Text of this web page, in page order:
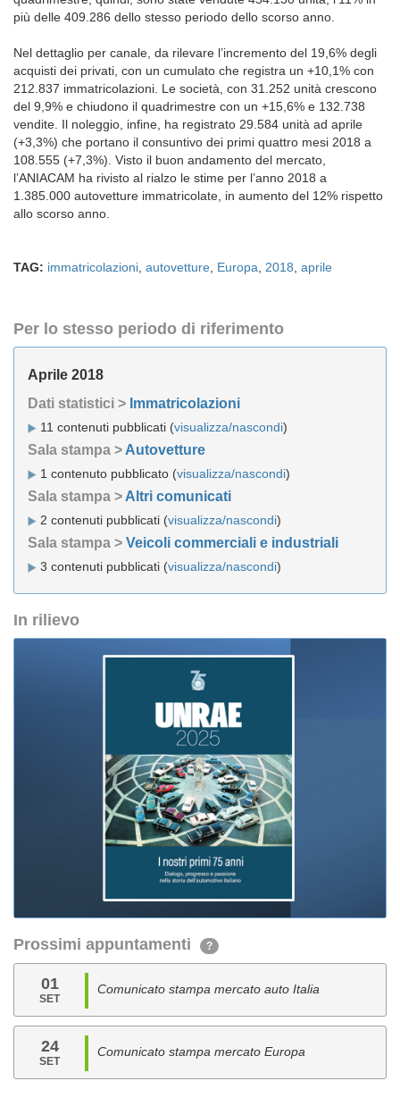
più delle 409.286 dello stesso periodo dello scorso anno.
Nel dettaglio per canale, da rilevare l’incremento del 19,6% degli
acquisti dei privati, con un cumulato che registra un +10,1% con
212.837 immatricolazioni. Le società, con 31.252 unità crescono
del 9,9% e chiudono il quadrimestre con un +15,6% e 132.738
vendite. Il noleggio, infine, ha registrato 29.584 unità ad aprile
(+3,3%) che portano il consuntivo dei primi quattro mesi 2018 a
108.555 (+7,3%). Visto il buon andamento del mercato,
l’ANIACAM ha rivisto al rialzo le stime per l’anno 2018 a
1.385.000 autovetture immatricolate, in aumento del 12% rispetto
allo scorso anno.
TAG: immatricolazioni, autovetture, Europa, 2018, aprile
Per lo stesso periodo di riferimento
Aprile 2018
Dati statistici > Immatricolazioni
11 contenuti pubblicati (visualizza/nascondi)
Sala stampa >Autovetture
1 contenuto pubblicato (visualizza/nascondi)
Sala stampa >Altri comunicati
2 contenuti pubblicati (visualizza/nascondi)
Sala stampa > Veicoli commerciali e industriali
3 contenuti pubblicati (visualizza/nascondi)
In rilievo
Prossimi appuntamenti ?
01
SET
Comunicato stampa mercato auto Italia
24
SET
Comunicato stampa mercato Europa